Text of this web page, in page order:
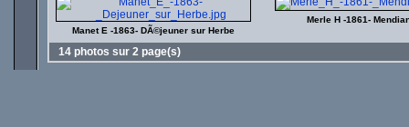
Manet E -1863- DÃ©jeuner sur Herbe
Merle H -1861-
14 photos sur 2 page(s)